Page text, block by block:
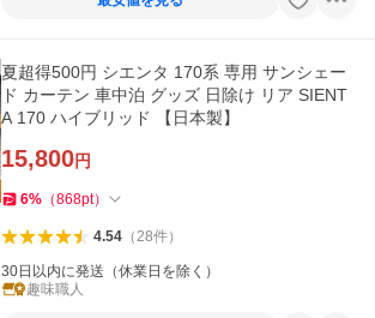
夏超得500円 シエンタ 170系 専用 サンシェー
ド カーテン 車中泊 グッズ 日除け リア SIENT
A 170 ハイブリッド 【日本製】
15,800円
6% （868pt）
4.54（28件）
30日以内に発送（休業日を除く）
趣味職人